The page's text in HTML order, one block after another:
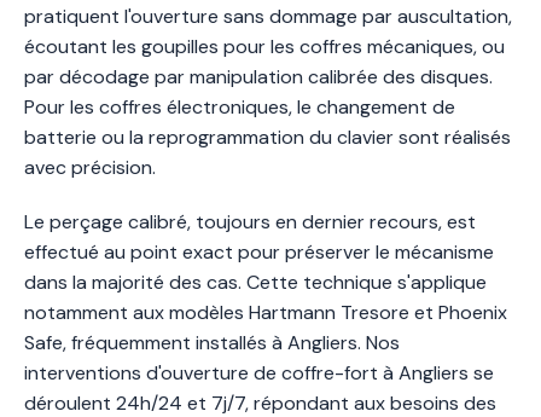
pratiquent l'ouverture sans dommage par auscultation,
écoutant les goupilles pour les coffres mécaniques, ou
par décodage par manipulation calibrée des disques.
Pour les coffres électroniques, le changement de
batterie ou la reprogrammation du clavier sont réalisés
avec précision.
Le perçage calibré, toujours en dernier recours, est
effectué au point exact pour préserver le mécanisme
dans la majorité des cas. Cette technique s'applique
notamment aux modèles Hartmann Tresore et Phoenix
Safe, fréquemment installés à Angliers. Nos
interventions d'ouverture de coffre-fort à Angliers se
déroulent 24h/24 et 7j/7, répondant aux besoins des